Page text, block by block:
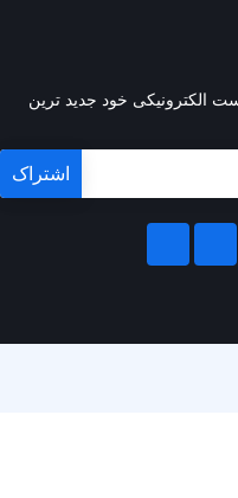
الکترونیکی خود جدید ترین